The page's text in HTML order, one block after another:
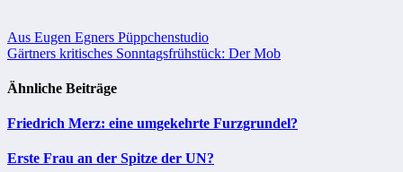
Beitragsnavigation
Aus Eugen Egners Püppchenstudio
Gärtners kritisches Sonntagsfrühstück: Der Mob
Ähnliche Beiträge
Friedrich Merz: eine umgekehrte Furzgrundel?
Erste Frau an der Spitze der UN?